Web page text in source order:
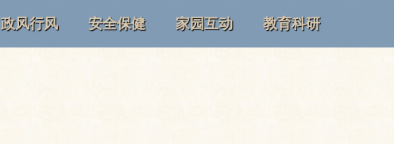
政风行风 安全保健 家园互动 教育科研